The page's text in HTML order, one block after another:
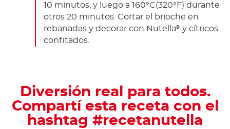
10 minutos, y luego a 160°C(320°F) durante
otros 20 minutos. Cortar el brioche en
rebanadas y decorar con Nutella® y cítricos
confitados.
Diversión real para todos.
Compartí esta receta con el
hashtag #recetanutella